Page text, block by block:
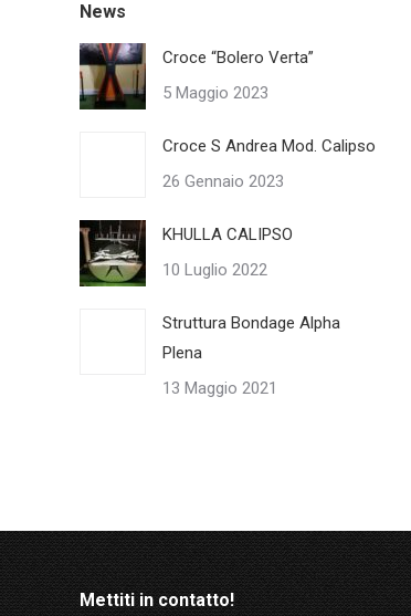
News
Croce “Bolero Verta”
5 Maggio 2023
Croce S Andrea Mod. Calipso
26 Gennaio 2023
KHULLA CALIPSO
10 Luglio 2022
Struttura Bondage Alpha
Plena
13 Maggio 2021
Mettiti in contatto!